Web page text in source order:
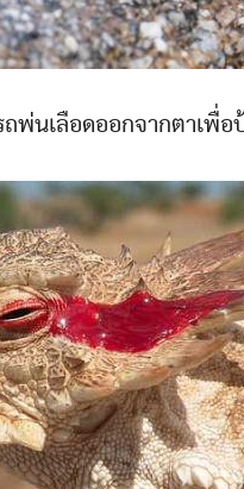
พ่นเลือดออกจากตาเพื่อ